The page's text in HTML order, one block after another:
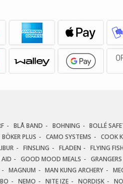
BLÅ BAND BOHNING BOLLÉ
BÖKER PLUS CAMO SYSTEMS COOK
FINSLING FLADEN
FLYING
AID GOOD MOOD MEALS GRANGERS
MAGNUM MAN KUNG ARCHERY
NEMO NITE IZE NORDISK